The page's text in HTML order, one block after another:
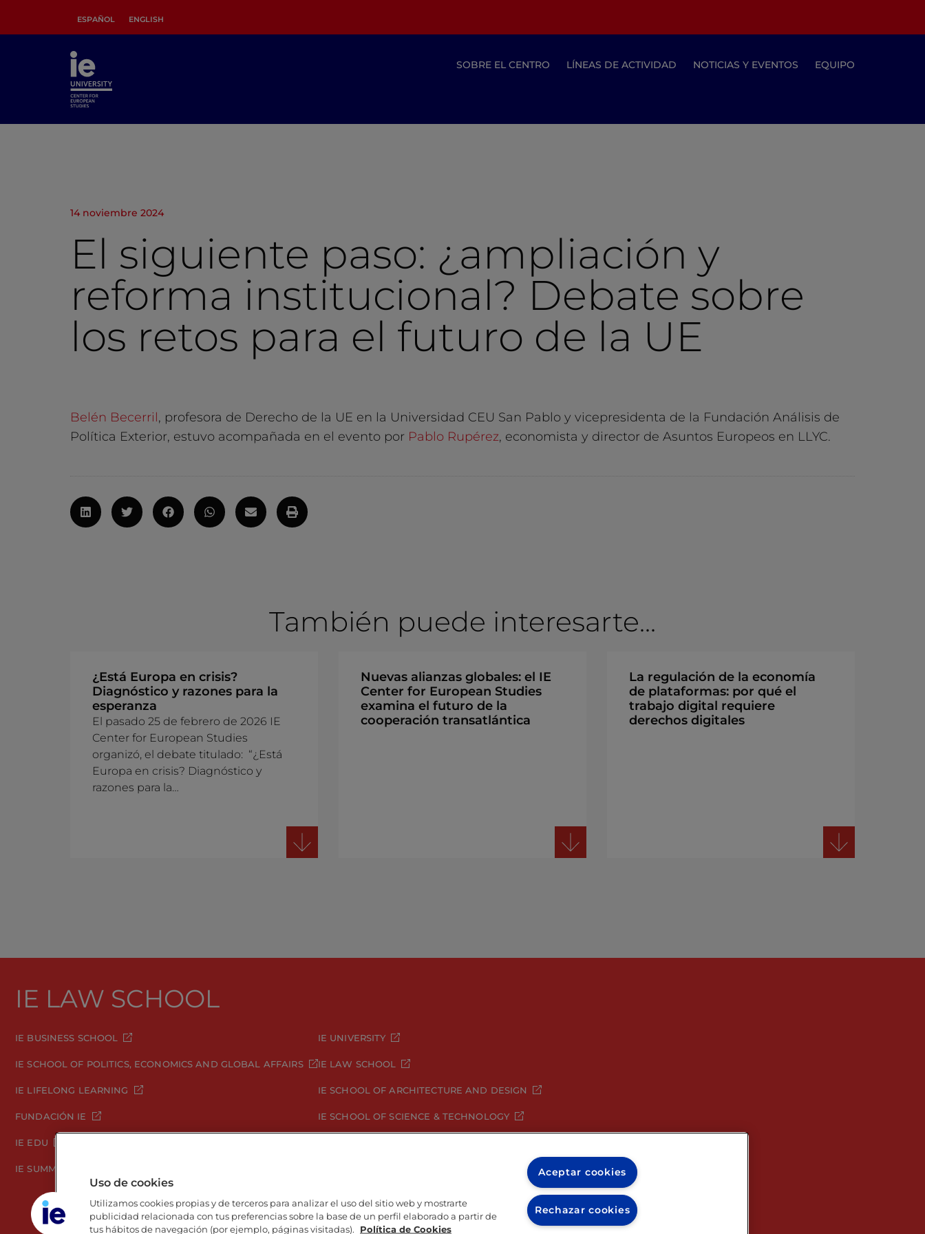
ESPAÑOL ENGLISH
SOBRE EL CENTRO LÍNEAS DE ACTIVIDAD NOTICIAS Y EVENTOS EQUIPO
14 noviembre 2024
El siguiente paso: ¿ampliación y
reforma institucional? Debate sobre
los retos para el futuro de la UE
Belén Becerril, profesora de Derecho de la UE en la Universidad CEU San Pablo y vicepresidenta de la Fundación Análisis de
Política Exterior, estuvo acompañada en el evento por Pablo Rupérez, economista y director de Asuntos Europeos en LLYC.
También puede interesarte...
¿Está Europa en crisis?
Diagnóstico y razones para la
esperanza
El pasado 25 de febrero de 2026 IE
Center for European Studies
organizó, el debate titulado: “¿Está
Europa en crisis? Diagnóstico y
razones para la…
Nuevas alianzas globales: el IE
Center for European Studies
examina el futuro de la
cooperación transatlántica
La regulación de la economía
de plataformas: por qué el
trabajo digital requiere
derechos digitales
IE LAW SCHOOL
IE BUSINESS SCHOOL
IE SCHOOL OF POLITICS, ECONOMICS AND GLOBAL AFFAIRS
IE LIFELONG LEARNING
FUNDACIÓN IE
IE EDU
IE SUMMER SCHOOL
IE UNIVERSITY
IE LAW SCHOOL
IE SCHOOL OF ARCHITECTURE AND DESIGN
IE SCHOOL OF SCIENCE & TECHNOLOGY
Uso de cookies
Utilizamos cookies propias y de terceros para analizar el uso del sitio web y mostrarte
publicidad relacionada con tus preferencias sobre la base de un perfil elaborado a partir de
tus hábitos de navegación (por ejemplo, páginas visitadas).
Política de Cookies
Aceptar cookies
Rechazar cookies